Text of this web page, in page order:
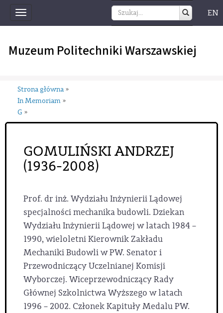
Toggle
navigation
EN
Muzeum Politechniki Warszawskiej
Strona główna »
In Memoriam »
G »
GOMULIŃSKI ANDRZEJ
(1936-2008)
Prof. dr inż. Wydziału Inżynierii Lądowej
specjalności mechanika budowli. Dziekan
Wydziału Inżynierii Lądowej w latach 1984 –
1990, wieloletni Kierownik Zakładu
Mechaniki Budowli w PW. Senator i
Przewodniczący Uczelnianej Komisji
Wyborczej. Wiceprzewodniczący Rady
Głównej Szkolnictwa Wyższego w latach
1996 – 2002. Członek Kapituły Medalu PW.